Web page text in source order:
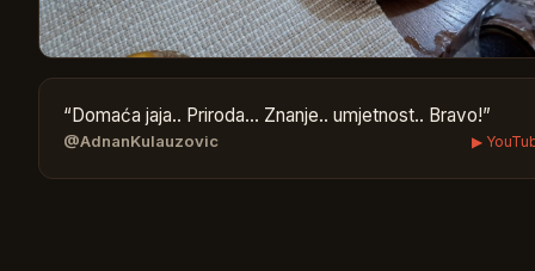
“Domaća jaja.. Priroda... Znanje.. umjetnost.. Bravo!”
@AdnanKulauzovic ▶